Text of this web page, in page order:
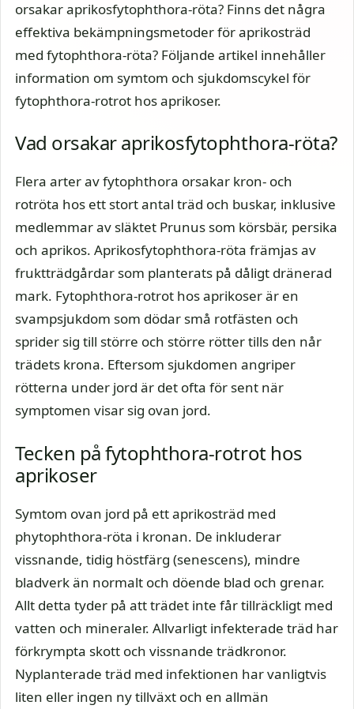
orsakar aprikosfytophthora-röta? Finns det några
effektiva bekämpningsmetoder för aprikosträd
med fytophthora-röta? Följande artikel innehåller
information om symtom och sjukdomscykel för
fytophthora-rotrot hos aprikoser.
Vad orsakar aprikosfytophthora-röta?
Flera arter av fytophthora orsakar kron- och
rotröta hos ett stort antal träd och buskar, inklusive
medlemmar av släktet Prunus som körsbär, persika
och aprikos. Aprikosfytophthora-röta främjas av
fruktträdgårdar som planterats på dåligt dränerad
mark. Fytophthora-rotrot hos aprikoser är en
svampsjukdom som dödar små rotfästen och
sprider sig till större och större rötter tills den når
trädets krona. Eftersom sjukdomen angriper
rötterna under jord är det ofta för sent när
symptomen visar sig ovan jord.
Tecken på fytophthora-rotrot hos
aprikoser
Symtom ovan jord på ett aprikosträd med
phytophthora-röta i kronan. De inkluderar
vissnande, tidig höstfärg (senescens), mindre
bladverk än normalt och döende blad och grenar.
Allt detta tyder på att trädet inte får tillräckligt med
vatten och mineraler. Allvarligt infekterade träd har
förkrympta skott och vissnande trädkronor.
Nyplanterade träd med infektionen har vanligtvis
liten eller ingen ny tillväxt och en allmän